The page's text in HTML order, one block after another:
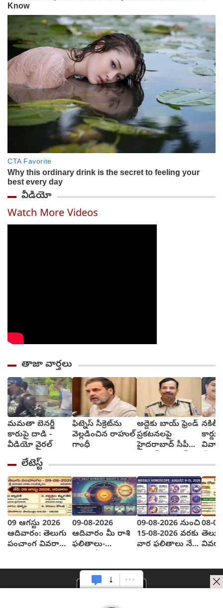
వీడియో
Watch More Videos
తాజా వార్తలు
మమతా బెనర్జీ
కారుపై దాడి -
వీడియో వైరల్
ఫిట్నెస్ సీక్రెట్‌ను
వెల్లడించిన రాహుల్
గాంధీ
అద్దెకు బాయ్‌ ఫ్రెండ్‌
ప్రకటనలపై
హైదరాబాద్ సీపీ
నకిలీ
లేటెస్ట్
09 ఆగస్టు 2026
ఆదివారం: తెలుగు
పంచాంగ వివరాలు
09-08-2026
ఆదివారం మీ రాశి
ఫలితాలు-
చేపడతారు..
09-08-2026 నుంచి
15-08-2026 వరకు
వార ఫలితాలు నేడు
08-